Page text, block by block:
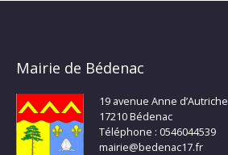
Mairie de Bédenac
19 avenue Anne d’Autriche
17210 Bédenac
Téléphone : 0546044539
mairie@bedenac17.fr